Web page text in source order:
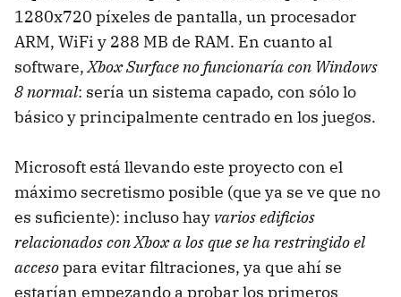
1280x720 píxeles de pantalla, un procesador
ARM, WiFi y 288 MB de RAM. En cuanto al
software,Xbox Surface no funcionaría con Windows
8 normal: sería un sistema capado, con sólo lo
básico y principalmente centrado en los juegos.
Microsoft está llevando este proyecto con el
máximo secretismo posible (que ya se ve que no
es suficiente): incluso hayvarios edificios
relacionados con Xbox a los que se ha restringido el
accesopara evitar filtraciones, ya que ahí se
estarían empezando a probar los primeros